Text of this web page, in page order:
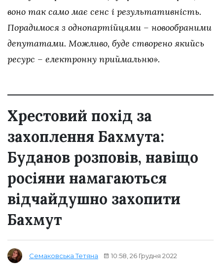
воно так само має сенс і результативність.
Порадимося з однопартійцями – новообраними
депутатами. Можливо, буде створено якийсь
ресурс – електронну приймальню».
Хрестовий похід за
захоплення Бахмута:
Буданов розповів, навіщо
росіяни намагаються
відчайдушно захопити
Бахмут
Семаковська Тетяна 10:58, 26 Грудня 2022